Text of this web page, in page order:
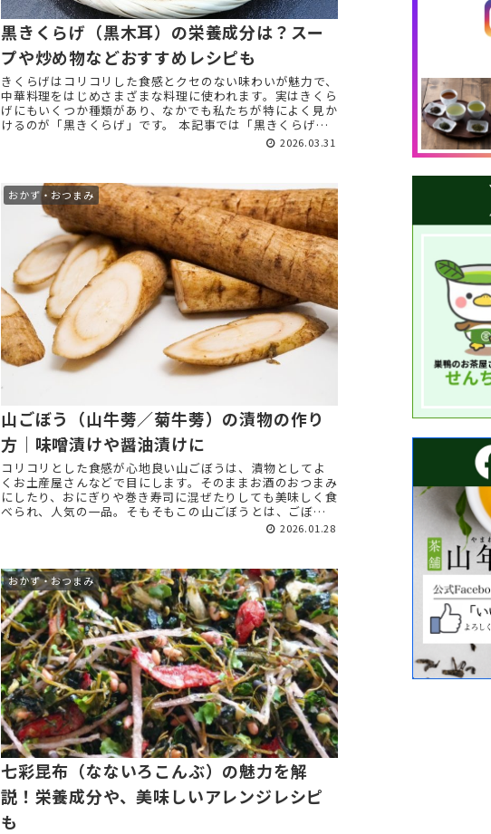
黒きくらげ（黒木耳）の栄養成分は？スー
プや炒め物などおすすめレシピも
きくらげはコリコリした食感とクセのない味わいが魅力で、
中華料理をはじめさまざまな料理に使われます。実はきくら
げにもいくつか種類があり、なかでも私たちが特によく見か
けるのが「黒きくらげ」です。 本記事では「黒きくらげ
2026.03.31
おかず・おつまみ
山ごぼう（山牛蒡／菊牛蒡）の漬物の作り
方｜味噌漬けや醤油漬けに
コリコリとした食感が心地良い山ごぼうは、漬物としてよ
くお土産屋さんなどで目にします。そのままお酒のおつまみ
にしたり、おにぎりや巻き寿司に混ぜたりしても美味しく食
べられ、人気の一品。そもそもこの山ごぼうとは、ごぼう
2026.01.28
おかず・おつまみ
七彩昆布（なないろこんぶ）の魅力を解
説！栄養成分や、美味しいアレンジレシピ
も